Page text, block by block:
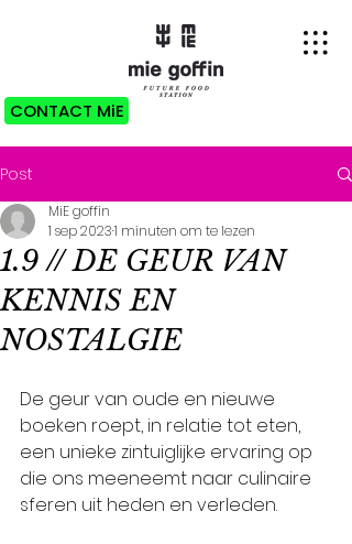
CONTACT MiE
Post
1.9 // DE GEUR VAN
KENNIS EN
NOSTALGIE
MiE goffin
1 sep 20231 minuten om te lezen
De geur van oude en nieuwe
boeken roept, in relatie tot eten,
een unieke zintuiglijke ervaring op
die ons meeneemt naar culinaire
sferen uit heden en verleden.